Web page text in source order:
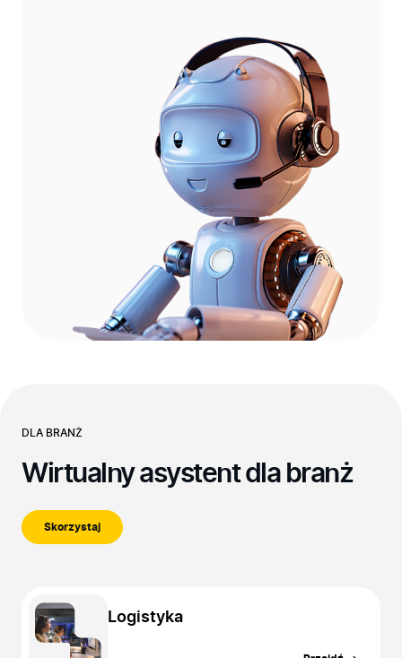
DLA BRANŻ
Wirtualny asystent dla branż
Skorzystaj
Logistyka